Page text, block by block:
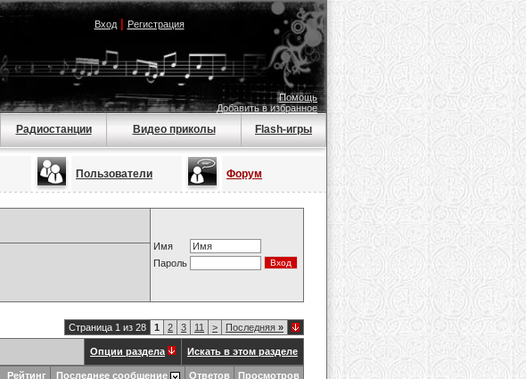
Вход| Регистрация
Помощь
Добавить в избранное
Радиостанции Видео приколы Flash-игры
Пользователи Форум
Имя
Пароль
Страница 1 из 28 1 2 3 11 > Последняя »
Опции раздела Искать в этом разделе
Рейтинг Последнее сообщение Ответов Просмотров